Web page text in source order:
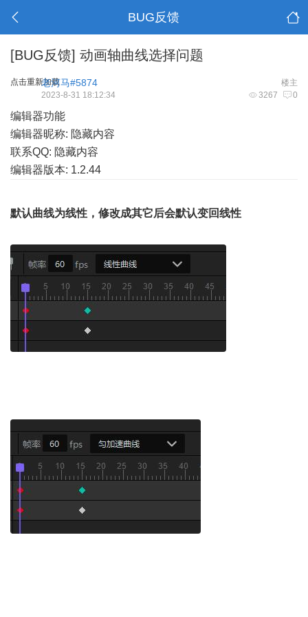
BUG反馈
[BUG反馈] 动画轴曲线选择问题
点击重新加载 楼主
老河马#5874
3267 0
2023-8-31 18:12:34
编辑器功能
编辑器昵称: 隐藏内容
联系QQ: 隐藏内容
编辑器版本: 1.2.44
默认曲线为线性，修改成其它后会默认变回线性